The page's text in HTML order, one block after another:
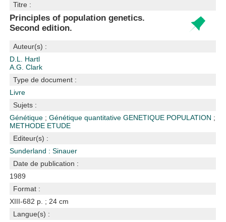
Titre :
Principles of population genetics.
Second edition.
Auteur(s) :
D.L. Hartl
A.G. Clark
Type de document :
Livre
Sujets :
Génétique ;Génétique quantitativeGENETIQUE POPULATION ;
METHODE ETUDE
Editeur(s) :
Sunderland : Sinauer
Date de publication :
1989
Format :
XIII-682 p. ; 24 cm
Langue(s) :